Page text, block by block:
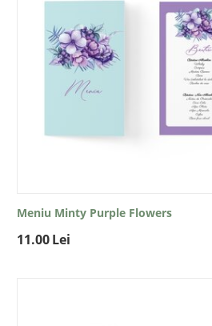
Meniu Minty Purple Flowers
11.00Lei